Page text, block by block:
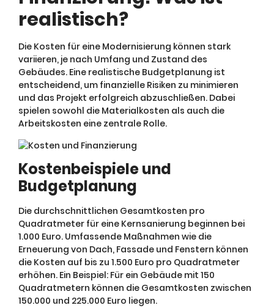
realistisch?
Die Kosten für eine Modernisierung können stark
variieren, je nach Umfang und Zustand des
Gebäudes. Eine realistische Budgetplanung ist
entscheidend, um finanzielle Risiken zu minimieren
und das Projekt erfolgreich abzuschließen. Dabei
spielen sowohl die Materialkosten als auch die
Arbeitskosten eine zentrale Rolle.
Kostenbeispiele und
Budgetplanung
Die durchschnittlichen Gesamtkosten pro
Quadratmeter für eine Kernsanierung beginnen bei
1.000 Euro. Umfassende Maßnahmen wie die
Erneuerung von Dach, Fassade und Fenstern können
die Kosten auf bis zu 1.500 Euro pro Quadratmeter
erhöhen. Ein Beispiel: Für ein Gebäude mit 150
Quadratmetern können die Gesamtkosten zwischen
150.000 und 225.000 Euro liegen.